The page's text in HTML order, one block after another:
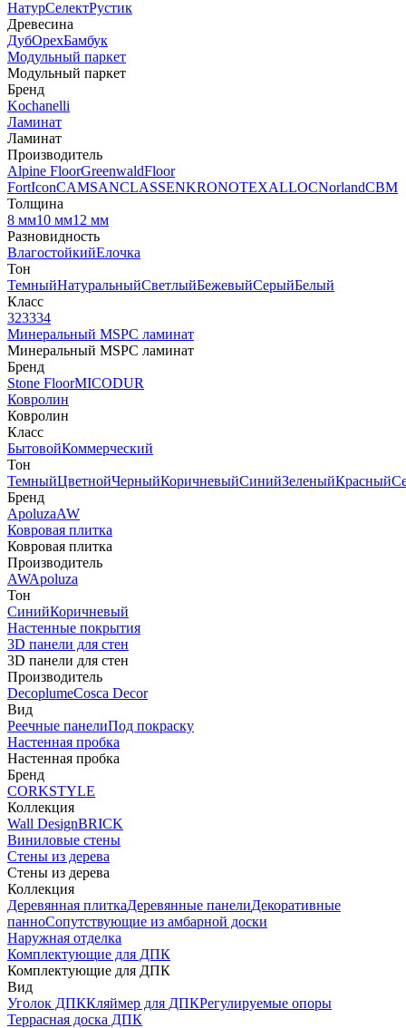
НатурСелектРустик
Древесина
ДубОрехБамбук
Модульный паркет
Модульный паркет
Бренд
Kochanelli
Ламинат
Ламинат
Производитель
Alpine FloorGreenwaldFloor
FortIconCAMSANCLASSENKRONOTEXALLOCNorlandCBM
Толщина
8 мм10 мм12 мм
Разновидность
ВлагостойкийЕлочка
Тон
ТемныйНатуральныйСветлыйБежевыйСерыйБелый
Класс
323334
Минеральный MSPC ламинат
Минеральный MSPC ламинат
Бренд
Stone FloorMICODUR
Ковролин
Ковролин
Класс
БытовойКоммерческий
Тон
ТемныйЦветнойЧерныйКоричневыйСинийЗеленыйКрасный
Бренд
ApoluzaAW
Ковровая плитка
Ковровая плитка
Производитель
AWApoluza
Тон
СинийКоричневый
Настенные покрытия
3D панели для стен
3D панели для стен
Производитель
DecoplumeCosca Decor
Вид
Реечные панелиПод покраску
Настенная пробка
Настенная пробка
Бренд
CORKSTYLE
Коллекция
Wall DesignBRICK
Виниловые стены
Стены из дерева
Стены из дерева
Коллекция
Деревянная плиткаДеревянные панелиДекоративные
панноСопутствующие из амбарной доски
Наружная отделка
Комплектующие для ДПК
Комплектующие для ДПК
Вид
Уголок ДПККляймер для ДПКРегулируемые опоры
Террасная доска ДПК